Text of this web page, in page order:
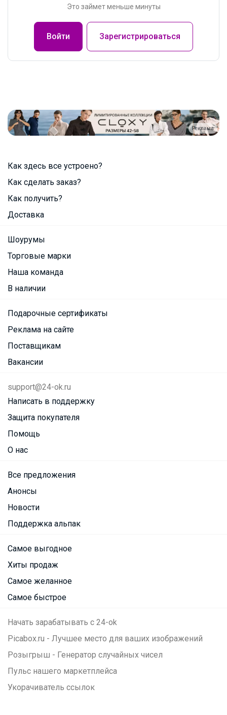
Это займет меньше минуты
Войти Зарегистрироваться
Реклама
Как здесь все устроено?
Как сделать заказ?
Как получить?
Доставка
Шоурумы
Торговые марки
Наша команда
В наличии
Подарочные сертификаты
Реклама на сайте
Поставщикам
Вакансии
support@24-ok.ru
Написать в поддержку
Защита покупателя
Помощь
О нас
Все предложения
Анонсы
Новости
Поддержка альпак
Самое выгодное
Хиты продаж
Самое желанное
Самое быстрое
Начать зарабатывать с 24-ok
Picabox.ru - Лучшее место для ваших изображений
Розыгрыш - Генератор случайных чисел
Пульс нашего маркетплейса
Укорачиватель ссылок